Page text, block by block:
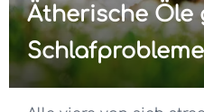
Ätherische Öle
Schlafprobleme